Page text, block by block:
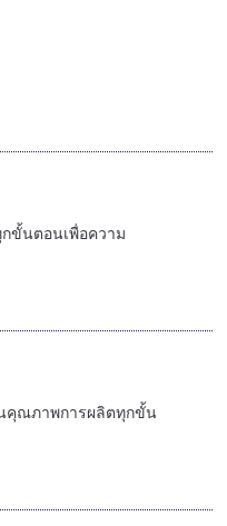
กขั้นตอนเพื่อความ
นคุณภาพการผลิตทุกขั้น